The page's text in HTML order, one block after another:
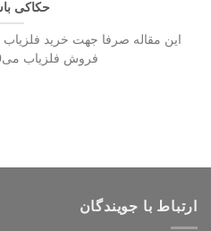
حکاکی
این مقاله صرفا جهت خرید
فروش فلزیاب می09102191330
ارتباط با جویندگان